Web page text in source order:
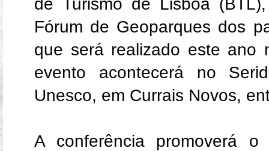
Fórum de Geoparques dos
que será realizado este ano
evento acontecerá no
Unesco, em Currais Novos,
A conferência promoverá